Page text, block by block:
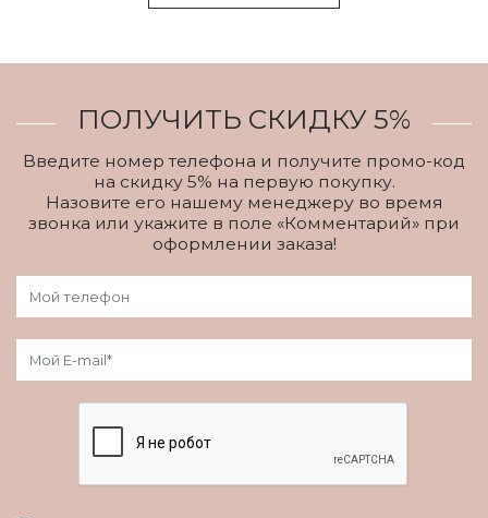
ПОЛУЧИТЬ СКИДКУ 5%
Введите номер телефона и получите промо-код
на скидку 5% на первую покупку.
Назовите его нашему менеджеру во время
звонка или укажите в поле «Комментарий» при
оформлении заказа!